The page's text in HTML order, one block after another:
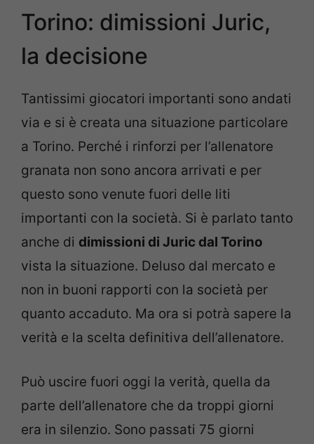
Torino: dimissioni Juric,
la decisione
Tantissimi giocatori importanti sono andati
via e si è creata una situazione particolare
a Torino. Perché i rinforzi per l’allenatore
granata non sono ancora arrivati e per
questo sono venute fuori delle liti
importanti con la società. Si è parlato tanto
anche di dimissioni di Juric dal Torino
vista la situazione. Deluso dal mercato e
non in buoni rapporti con la società per
quanto accaduto. Ma ora si potrà sapere la
verità e la scelta definitiva dell’allenatore.
Può uscire fuori oggi la verità, quella da
parte dell’allenatore che da troppi giorni
era in silenzio. Sono passati 75 giorni